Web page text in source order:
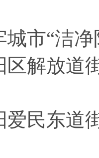
城市“洁
区解放道
爱民东道